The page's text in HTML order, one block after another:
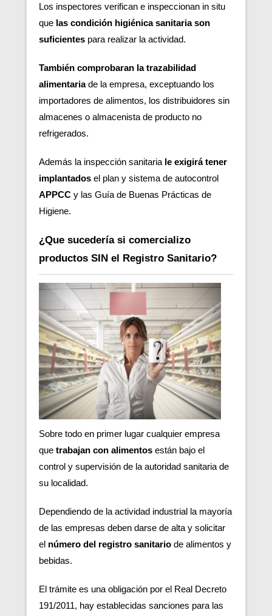
Los inspectores verifican e inspeccionan in situ
que las condición higiénica sanitaria son
suficientes para realizar la actividad.
También comprobaran la trazabilidad
alimentariade la empresa, exceptuando los
importadores de alimentos, los distribuidores sin
almacenes o almacenista de producto no
refrigerados.
Además la inspección sanitaria le exigirá tener
implantados el plan y sistema de autocontrol
APPCC y las Guía de Buenas Prácticas de
Higiene.
¿Que sucedería si comercializo
productos SIN el Registro Sanitario?
Sobre todo en primer lugar cualquier empresa
que trabajan con alimentos están bajo el
control y supervisión de la autoridad sanitaria de
su localidad.
Dependiendo de la actividad industrial la mayoría
de las empresas deben darse de alta y solicitar
el número del registro sanitario de alimentos y
bebidas.
El trámite es una obligación por el Real Decreto
191/2011, hay establecidas sanciones para las